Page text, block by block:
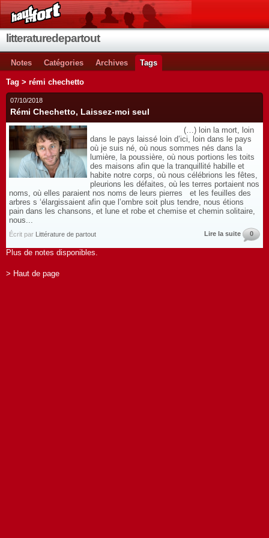
litteraturedepartout
Notes Catégories Archives Tags
Tag > rémi chechetto
07/10/2018
Rémi Chechetto, Laissez-moi seul
(…) loin la mort, loin
dans le pays laissé loin d’ici, loin dans le pays
où je suis né, où nous sommes nés dans la
lumière, la poussière, où nous portions les toits
des maisons afin que la tranquillité habille et
habite notre corps, où nous célébrions les fêtes,
pleurions les défaites, où les terres portaient nos
noms, où elles paraient nos noms de leurs pierres et les feuilles des
arbres s ‘élargissaient afin que l’ombre soit plus tendre, nous étions
pain dans les chansons, et lune et robe et chemise et chemin solitaire,
nous...
Écrit par Littérature de partout Lire la suite 0
Plus de notes disponibles.
> Haut de page